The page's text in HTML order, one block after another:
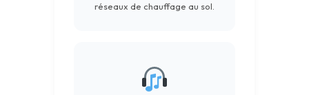
réseaux de chauffage au sol.